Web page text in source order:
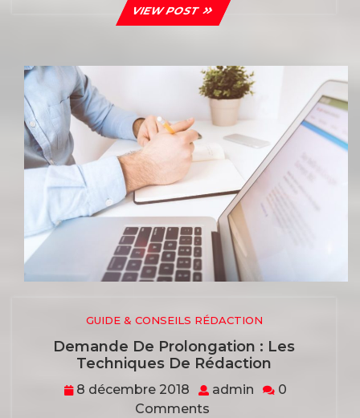
À
Ses
?
VIEW POST
VIEW
POST
GUIDE & CONSEILS RÉDACTION
Demande De Prolongation : Les
Techniques De Rédaction
8 décembre 2018
8
décembre
admin admin
0
Comments